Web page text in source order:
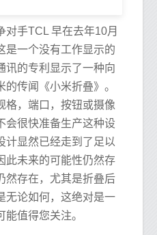
对手TCL 早在去年10月
是一个没有工作显示的
讯的专利显示了一种向
传闻《小米折叠》。
格，端口，按钮或摄像
会很快准备生产这种设
计显然已经走到了足以
此未来的可能性仍然存
然存在，尤其是折叠后
无论如何，这绝对是一
值得您关注。